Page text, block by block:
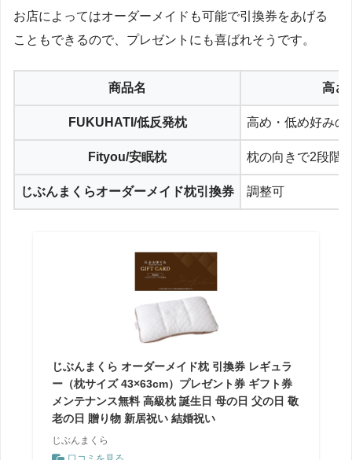
お店によってはオーダーメイドも可能で引換券をあげる
こともできるので、プレゼントにも喜ばれそうです。
商品名 高さ
FUKUHATI/低反発枕 高め・低め好みの
Fityou/安眠枕 枕の向きで2段階
じぶんまくらオーダーメイド枕引換券 調整可
じぶんまくら オーダーメイド枕 引換券 レギュラ
ー（枕サイズ 43×63cm）プレゼント券 ギフト券
メンテナンス無料 高級枕 誕生日 母の日 父の日 敬
老の日 贈り物 新居祝い 結婚祝い
じぶんまくら